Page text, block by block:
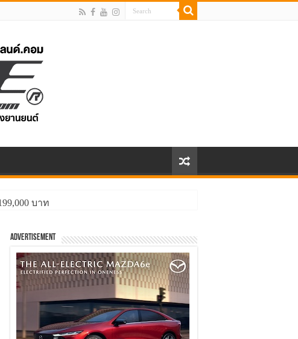
บาท
Advertisement